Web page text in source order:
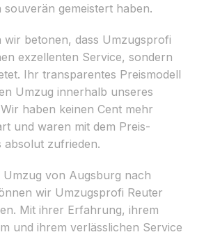
gemeistert haben.
wir betonen, dass Umzugsprofi
exzellenten Service, sondern
Ihr transparentes Preismodell
Umzug innerhalb unseres
haben keinen Cent mehr
und waren mit dem Preis-
absolut zufrieden.
Umzug von Augsburg nach
wir Umzugsprofi Reuter
Mit ihrer Erfahrung, ihrem
und ihrem verlässlichen Service